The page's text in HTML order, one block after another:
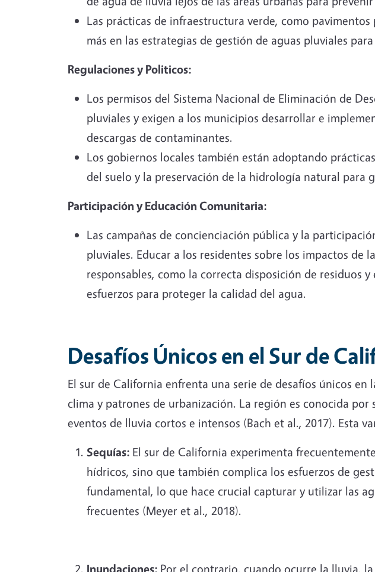
Las prácticas de infraestructura verde, como
más en las estrategias de gestión de aguas pluviales
Regulaciones y Politicos:
Los permisos del Sistema Nacional de Eliminación de
pluviales y exigen a los municipios desarrollar e
descargas de contaminantes.
Los gobiernos locales también están adoptando
del suelo y la preservación de la hidrología natural para
Participación y Educación Comunitaria:
Las campañas de concienciación pública y la
pluviales. Educar a los residentes sobre los impactos
responsables, como la correcta disposición de residuos
esfuerzos para proteger la calidad del agua.
Desafíos Únicos en el Sur de
El sur de California enfrenta una serie de desafíos únicos
clima y patrones de urbanización. La región es conocida
eventos de lluvia cortos e intensos (Bach et al., 2017). Esta
Sequías: El sur de California experimenta
hídricos, sino que también complica los esfuerzos de
fundamental, lo que hace crucial capturar y utilizar las
frecuentes (Meyer et al., 2018).
Inundaciones: Por el contrario, cuando ocurre la lluvia,